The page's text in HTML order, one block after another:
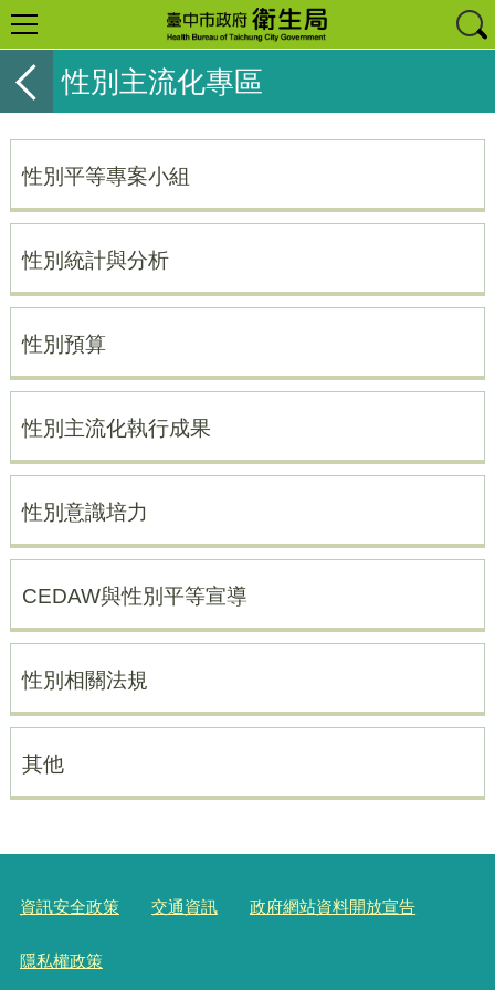
性別主流化專區
性別平等專案小組
性別統計與分析
性別預算
性別主流化執行成果
性別意識培力
CEDAW與性別平等宣導
性別相關法規
其他
資訊安全政策 交通資訊 政府網站資料開放宣告
隱私權政策